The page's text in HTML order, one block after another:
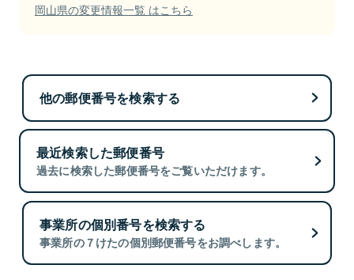
岡山県の変更情報一覧 はこちら
他の郵便番号を検索する
最近検索した郵便番号
過去に検索した郵便番号をご覧いただけます。
事業所の個別番号を検索する
事業所の７けたの個別郵便番号をお調べします。